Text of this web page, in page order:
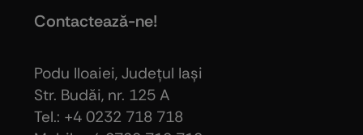
Contactează-ne!
Podu Iloaiei, Judeţul Iaşi
Str. Budăi, nr. 125 A
Tel.: +4 0232 718 718